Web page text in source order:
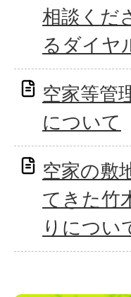
相談くだ
るダイヤ
空家等管
について
空家の敷
てきた竹
りについ